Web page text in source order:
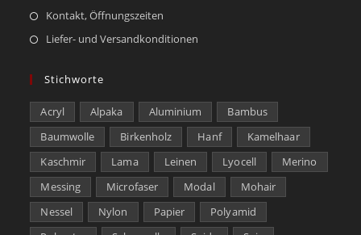
Kontakt, Öffnungszeiten
Liefer- und Versandkonditionen
Stichworte
Acryl Alpaka Aluminium
Bambus
Baumwolle
Birkenholz Hanf
Kamelhaar
Kaschmir
Lama Leinen Lyocell
Merino
Messing
Microfaser Modal
Mohair
Nessel
Nylon Papier
Polyamid